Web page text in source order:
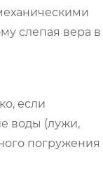
слепая вера в
если
воды (лужи,
погружения